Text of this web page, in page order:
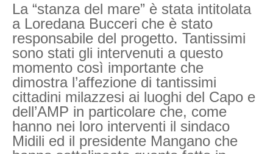
La “stanza del mare” è stata intitolata
a Loredana Bucceri che è stato
responsabile del progetto. Tantissimi
sono stati gli intervenuti a questo
momento così importante che
dimostra l’affezione di tantissimi
cittadini milazzesi ai luoghi del Capo e
dell’AMP in particolare che, come
hanno nei loro interventi il sindaco
Midili ed il presidente Mangano che